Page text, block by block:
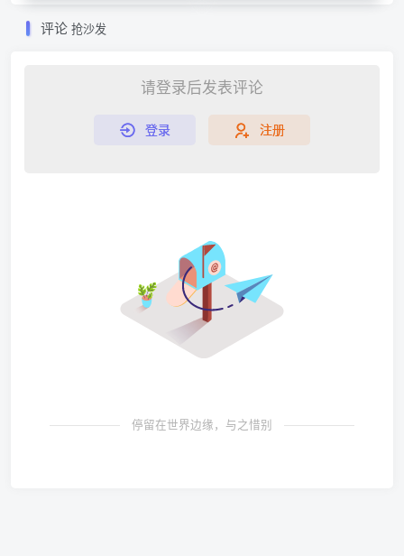
评论 抢沙发
请登录后发表评论
登录 注册
停留在世界边缘，与之惜别